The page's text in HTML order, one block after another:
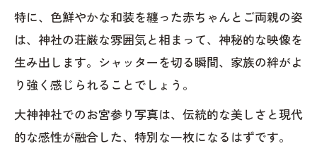
特に、色鮮やかな和装を纏った赤ちゃんとご両親の姿
は、神社の荘厳な雰囲気と相まって、神秘的な映像を
生み出します。シャッターを切る瞬間、家族の絆がよ
り強く感じられることでしょう。
大神神社でのお宮参り写真は、伝統的な美しさと現代
的な感性が融合した、特別な一枚になるはずです。